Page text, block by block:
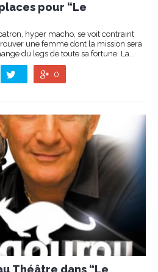
pour “Le
hyper macho, se voit contraint
une femme dont la mission sera
du legs de toute sa fortune. La...
0
Théâtre dans “Le